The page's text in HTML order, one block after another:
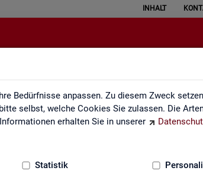
Bedürfnisse anpassen. Zu diesem Zweck
selbst, welche Cookies Sie zulassen. Die
erhalten Sie in unserer
Statistik
INHALT